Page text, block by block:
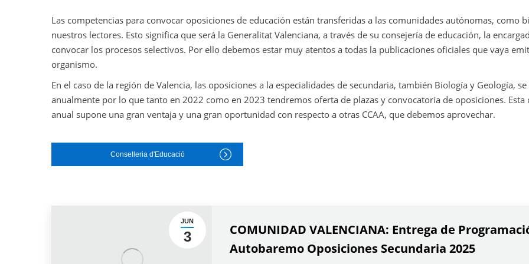
Las competencias para convocar oposiciones de educación están transferidas a las comunidades autónomas, como
nuestros lectores. Esto significa que será la Generalitat Valenciana, a través de su consejería de educación, la
convocar los procesos selectivos. Por ello debemos estar muy atentos a todas la publicaciones oficiales que vaya
organismo.
En el caso de la región de Valencia, las oposiciones a la especialidades de secundaria, también Biología y Geología,
anualmente por lo que tanto en 2022 como en 2023 tendremos oferta de plazas y convocatoria de oposiciones. Esta
anual supone una gran ventaja y una gran oportunidad con respecto a otras CCAA, que debemos aprovechar.
Conselleria d'Educació
JUN
3
COMUNIDAD VALENCIANA: Entrega de
Autobaremo Oposiciones Secundaria 2025